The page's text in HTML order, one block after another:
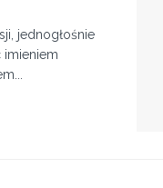
jednogłośnie
imieniem